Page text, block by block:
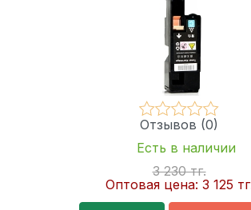
Отзывов (0)
Есть в наличии
3 230 тг.
Оптовая цена: 3 125